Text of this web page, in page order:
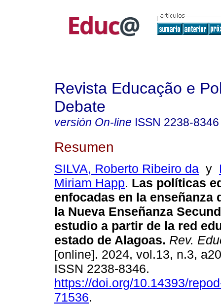
Revista Educação e
Debate
versión On-line ISSN 2238-8346
Resumen
SILVA, Roberto Ribeiro da y
Miriam Happ. Las políticas
enfocadas en la enseñanza
la Nueva Enseñanza
estudio a partir de la red
estado de Alagoas. Rev.
[online]. 2024, vol.13, n.3,
ISSN 2238-8346.
https://doi.org/10.14393/
71536.